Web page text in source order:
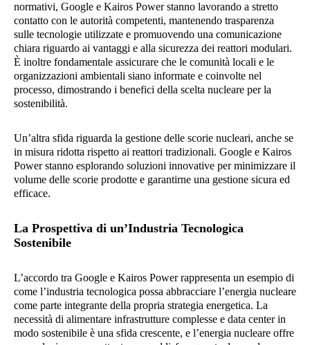
normativi, Google e Kairos Power stanno lavorando a stretto
contatto con le autorità competenti, mantenendo trasparenza
sulle tecnologie utilizzate e promuovendo una comunicazione
chiara riguardo ai vantaggi e alla sicurezza dei reattori modulari.
È inoltre fondamentale assicurare che le comunità locali e le
organizzazioni ambientali siano informate e coinvolte nel
processo, dimostrando i benefici della scelta nucleare per la
sostenibilità.
Un’altra sfida riguarda la gestione delle scorie nucleari, anche se
in misura ridotta rispetto ai reattori tradizionali. Google e Kairos
Power stanno esplorando soluzioni innovative per minimizzare il
volume delle scorie prodotte e garantirne una gestione sicura ed
efficace.
La Prospettiva di un’Industria Tecnologica
Sostenibile
L’accordo tra Google e Kairos Power rappresenta un esempio di
come l’industria tecnologica possa abbracciare l’energia nucleare
come parte integrante della propria strategia energetica. La
necessità di alimentare infrastrutture complesse e data center in
modo sostenibile è una sfida crescente, e l’energia nucleare offre